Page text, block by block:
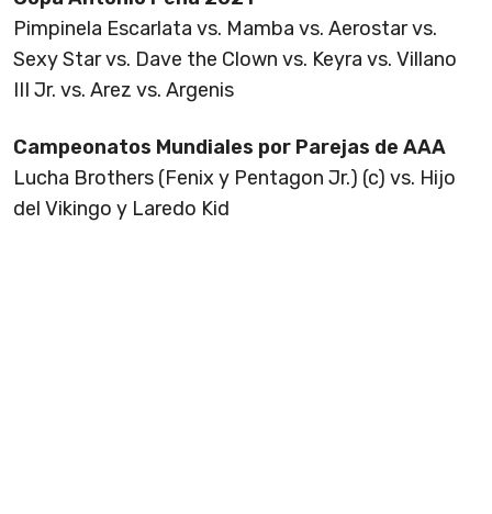
Pimpinela Escarlata vs. Mamba vs. Aerostar vs.
Sexy Star vs. Dave the Clown vs. Keyra vs. Villano
III Jr. vs. Arez vs. Argenis
Campeonatos Mundiales por Parejas de AAA
Lucha Brothers (Fenix y Pentagon Jr.) (c) vs. Hijo
del Vikingo y Laredo Kid